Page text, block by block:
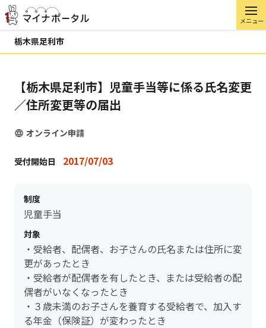
メニュー
栃木県足利市
【栃木県足利市】児童手当等に係る氏名変更
／住所変更等の届出
オンライン申請
受付開始日 2017/07/03
制度
児童手当
対象
・受給者、配偶者、お子さんの氏名または住所に変
更があったとき
・受給者が配偶者を有したとき、または受給者の配
偶者がいなくなったとき
・３歳未満のお子さんを養育する受給者で、加入す
る年金（保険証）が変わったとき